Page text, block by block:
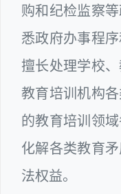
购和纪检监察
悉政府办事程
擅长处理学校
教育培训机构
的教育培训领
化解各类教育
法权益。